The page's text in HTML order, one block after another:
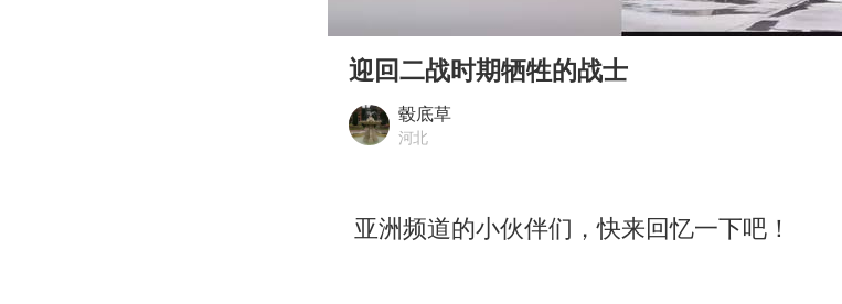
《欢迎来龙餐馆》口碑
白海豚将正面袭击贯穿浙江
乐享全民健身 共筑健康中国
迎回二战时期牺牲的战士
毂底草
河北
亚洲频道的小伙伴们，快来回忆一下吧！